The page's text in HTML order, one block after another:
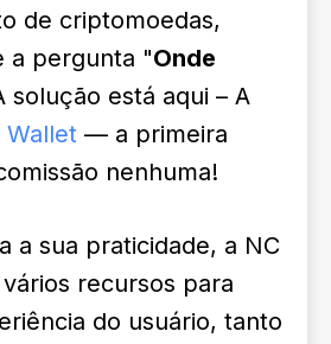
de criptomoedas,
a pergunta "Onde
solução está aqui – A
Wallet — a primeira
nenhuma!
a sua praticidade, a NC
recursos para
do usuário, tanto